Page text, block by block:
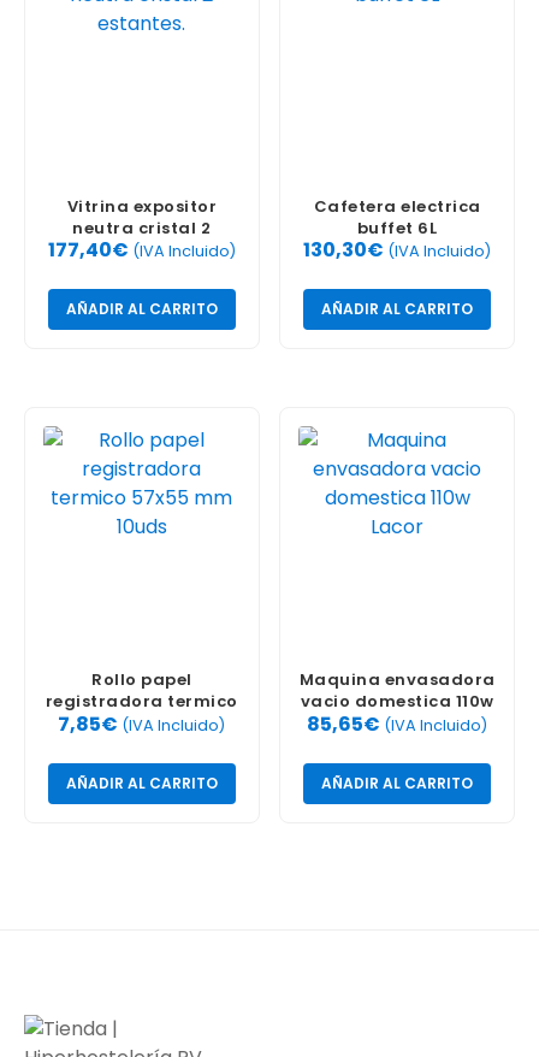
Vitrina expositor
neutra cristal 2
estantes.
177,40€ (IVA Incluido)
AÑADIR AL CARRITO
Cafetera electrica
buffet 6L
130,30€ (IVA Incluido)
AÑADIR AL CARRITO
Rollo papel
registradora termico
57×55 mm 10uds
7,85€ (IVA Incluido)
AÑADIR AL CARRITO
Maquina envasadora
vacio domestica 110w
Lacor
85,65€ (IVA Incluido)
AÑADIR AL CARRITO